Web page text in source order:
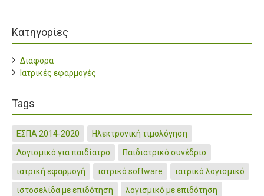
Κατηγορίες
Διάφορα
Ιατρικές εφαρμογές
Tags
ΕΣΠΑ 2014-2020
Ηλεκτρονική τιμολόγηση
Λογισμικό για παιδίατρο
Παιδιατρικό συνέδριο
ιατρική εφαρμογή
ιατρικό software
ιατρικό λογισμικό
ιστοσελίδα με επιδότηση
λογισμικό με επιδότηση